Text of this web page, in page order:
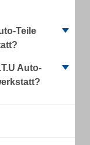
Teile
Auto-